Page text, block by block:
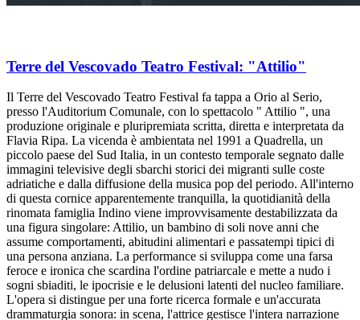
Terre del Vescovado Teatro Festival: "Attilio"
Il Terre del Vescovado Teatro Festival fa tappa a Orio al Serio,
presso l'Auditorium Comunale, con lo spettacolo " Attilio ", una
produzione originale e pluripremiata scritta, diretta e interpretata da
Flavia Ripa. La vicenda è ambientata nel 1991 a Quadrella, un
piccolo paese del Sud Italia, in un contesto temporale segnato dalle
immagini televisive degli sbarchi storici dei migranti sulle coste
adriatiche e dalla diffusione della musica pop del periodo. All'interno
di questa cornice apparentemente tranquilla, la quotidianità della
rinomata famiglia Indino viene improvvisamente destabilizzata da
una figura singolare: Attilio, un bambino di soli nove anni che
assume comportamenti, abitudini alimentari e passatempi tipici di
una persona anziana. La performance si sviluppa come una farsa
feroce e ironica che scardina l'ordine patriarcale e mette a nudo i
sogni sbiaditi, le ipocrisie e le delusioni latenti del nucleo familiare.
L'opera si distingue per una forte ricerca formale e un'accurata
drammaturgia sonora: in scena, l'attrice gestisce l'intera narrazione